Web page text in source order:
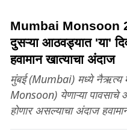
Mumbai Monsoon
दुसऱ्या आठवड्यात 'या'
हवामान खात्याचा अंदाज
मुंबई (Mumbai) मध्ये नैऋत्य
Monsoon) येणाऱ्या
होणार असल्याचा अंदाज